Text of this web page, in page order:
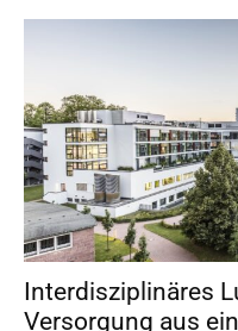
Interdisziplinäres
Versorgung aus